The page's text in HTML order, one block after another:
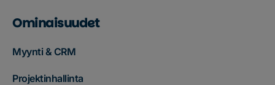
Ominaisuudet
Myynti & CRM
Projektinhallinta